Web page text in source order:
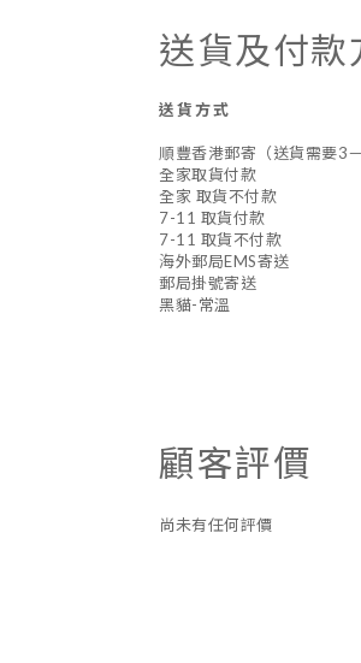
送貨及付款
送貨方式
順豐香港郵寄（送貨需要3－
全家取貨付款
全家 取貨不付款
7-11 取貨付款
7-11 取貨不付款
海外郵局EMS寄送
郵局掛號寄送
黑貓-常溫
顧客評價
尚未有任何評價